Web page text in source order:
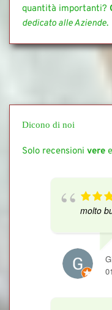
quantità importanti?
dedicato alle Aziende.
Dicono di noi
Solo recensioni vere e
molto